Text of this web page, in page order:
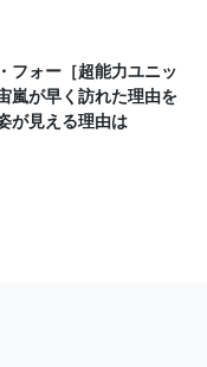
フォー［超能力ユニッ
嵐が早く訪れた理由を
が見える理由は